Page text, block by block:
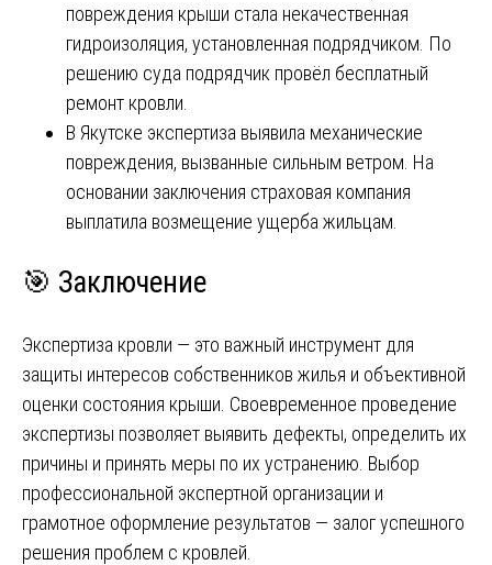
повреждения крыши стала некачественная
гидроизоляция, установленная подрядчиком. По
решению суда подрядчик провёл бесплатный
ремонт кровли.
В Якутске экспертиза выявила механические
повреждения, вызванные сильным ветром. На
основании заключения страховая компания
выплатила возмещение ущерба жильцам.
🎯 Заключение
Экспертиза кровли — это важный инструмент для
защиты интересов собственников жилья и объективной
оценки состояния крыши. Своевременное проведение
экспертизы позволяет выявить дефекты, определить их
причины и принять меры по их устранению. Выбор
профессиональной экспертной организации и
грамотное оформление результатов — залог успешного
решения проблем с кровлей.